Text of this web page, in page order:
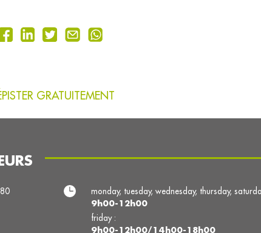
GRATUITEMENT
monday, tuesday, wednesday, thursday,
9h00-12h00
friday :
9h00-12h00/14h00-18h00